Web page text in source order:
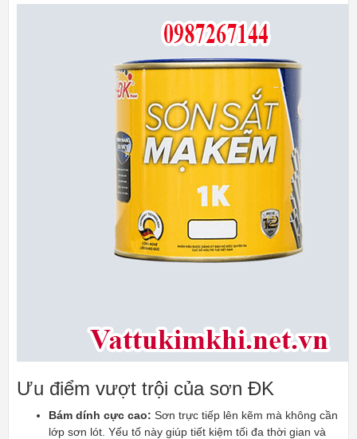
Ưu điểm vượt trội của sơn ĐK
Bám dính cực cao: Sơn trực tiếp lên kẽm mà không cần
lớp sơn lót. Yếu tố này giúp tiết kiệm tối đa thời gian và